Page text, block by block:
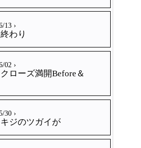
13 ›
わり
02 ›
ローズ満開Before＆
30 ›
ジのツガイが